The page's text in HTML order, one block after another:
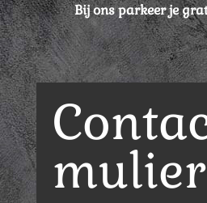
Bij ons parkeer je
mulier